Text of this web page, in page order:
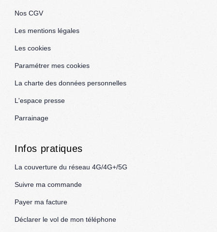
Nos CGV
Les mentions légales
Les cookies
Paramétrer mes cookies
La charte des données personnelles
L'espace presse
Parrainage
Infos pratiques
La couverture du réseau 4G/4G+/5G
Suivre ma commande
Payer ma facture
Déclarer le vol de mon téléphone